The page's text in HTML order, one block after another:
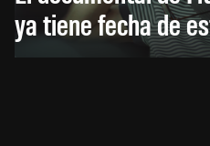
ya tiene fecha de